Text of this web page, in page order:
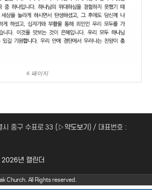
6 페이지
중구 수표로 33 (▷약도보기 ) / 대표번호 :
2026년 캘린더
Church. All Rights reserved.